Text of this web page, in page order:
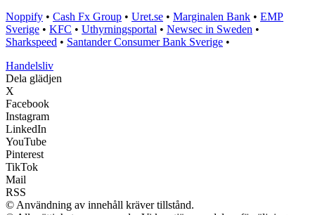
Noppify • Cash Fx Group • Uret.se • Marginalen Bank • EMP
Sverige • KFC • Uthyrningsportal • Newsec in Sweden •
Sharkspeed • Santander Consumer Bank Sverige •
Handelsliv
Dela glädjen
X
Facebook
Instagram
LinkedIn
YouTube
Pinterest
TikTok
Mail
RSS
© Användning av innehåll kräver tillstånd.